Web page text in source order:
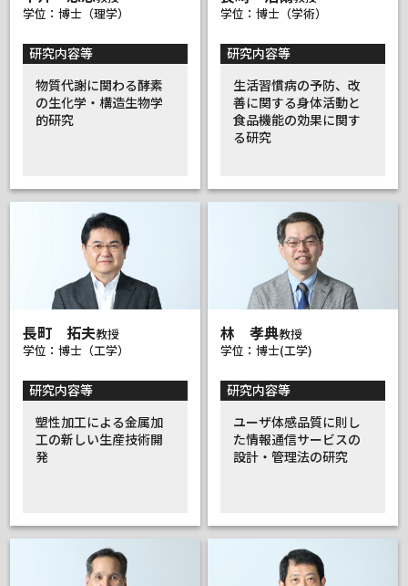
学位：博士（理学）
研究内容等
物質代謝に関わる酵素
の生化学・構造生物学
的研究
学位：博士（学術）
研究内容等
生活習慣病の予防、改
善に関する身体活動と
食品機能の効果に関す
る研究
長町 拓夫教授
学位：博士（工学）
研究内容等
塑性加工による金属加
工の新しい生産技術開
発
林 孝典教授
学位：博士(工学)
研究内容等
ユーザ体感品質に則し
た情報通信サービスの
設計・管理法の研究